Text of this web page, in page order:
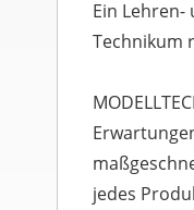
Ein
Technikum
jedes